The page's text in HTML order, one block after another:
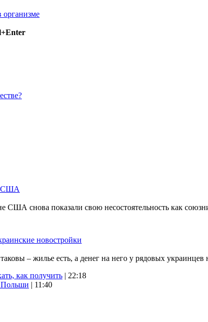
организме
США
США снова показали свою несостоятельность как
новостройки
– жилье есть, а денег на него у рядовых украинцев
как получить | 22:18
Польши | 11:40